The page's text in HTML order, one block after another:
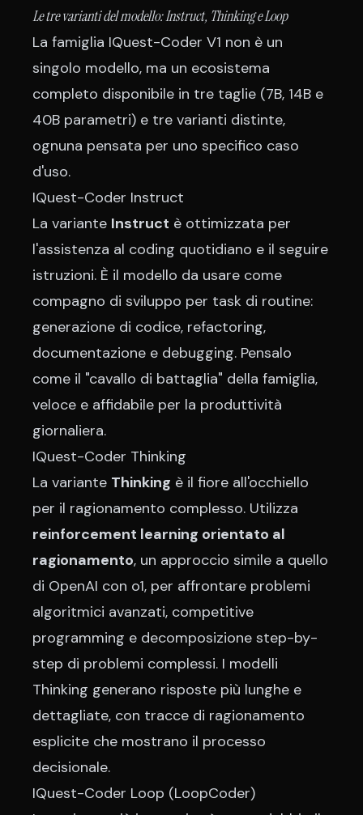
Le tre varianti del modello: Instruct, Thinking e Loop
La famiglia IQuest-Coder V1 non è un
singolo modello, ma un ecosistema
completo disponibile in tre taglie (7B, 14B e
40B parametri) e tre varianti distinte,
ognuna pensata per uno specifico caso
d'uso.
IQuest-Coder Instruct
La variante Instruct è ottimizzata per
l'assistenza al coding quotidiano e il seguire
istruzioni. È il modello da usare come
compagno di sviluppo per task di routine:
generazione di codice, refactoring,
documentazione e debugging. Pensalo
come il "cavallo di battaglia" della famiglia,
veloce e affidabile per la produttività
giornaliera.
IQuest-Coder Thinking
La variante Thinking è il fiore all'occhiello
per il ragionamento complesso. Utilizza
reinforcement learning orientato al
ragionamento, un approccio simile a quello
di OpenAI con o1, per affrontare problemi
algoritmici avanzati, competitive
programming e decomposizione step-by-
step di problemi complessi. I modelli
Thinking generano risposte più lunghe e
dettagliate, con tracce di ragionamento
esplicite che mostrano il processo
decisionale.
IQuest-Coder Loop (LoopCoder)